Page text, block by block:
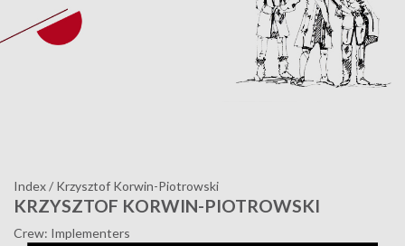
Index/ Krzysztof Korwin-Piotrowski
KRZYSZTOF KORWIN-PIOTROWSKI
Crew: Implementers